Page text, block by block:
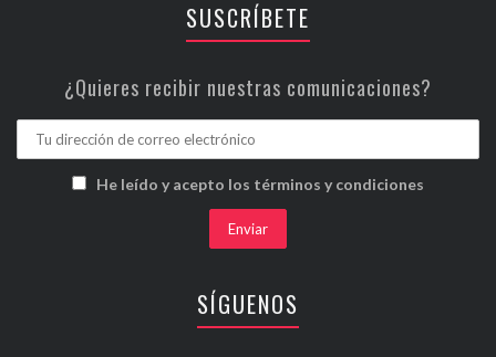
SUSCRÍBETE
¿Quieres recibir nuestras comunicaciones?
He leído y acepto los términos y condiciones
SÍGUENOS